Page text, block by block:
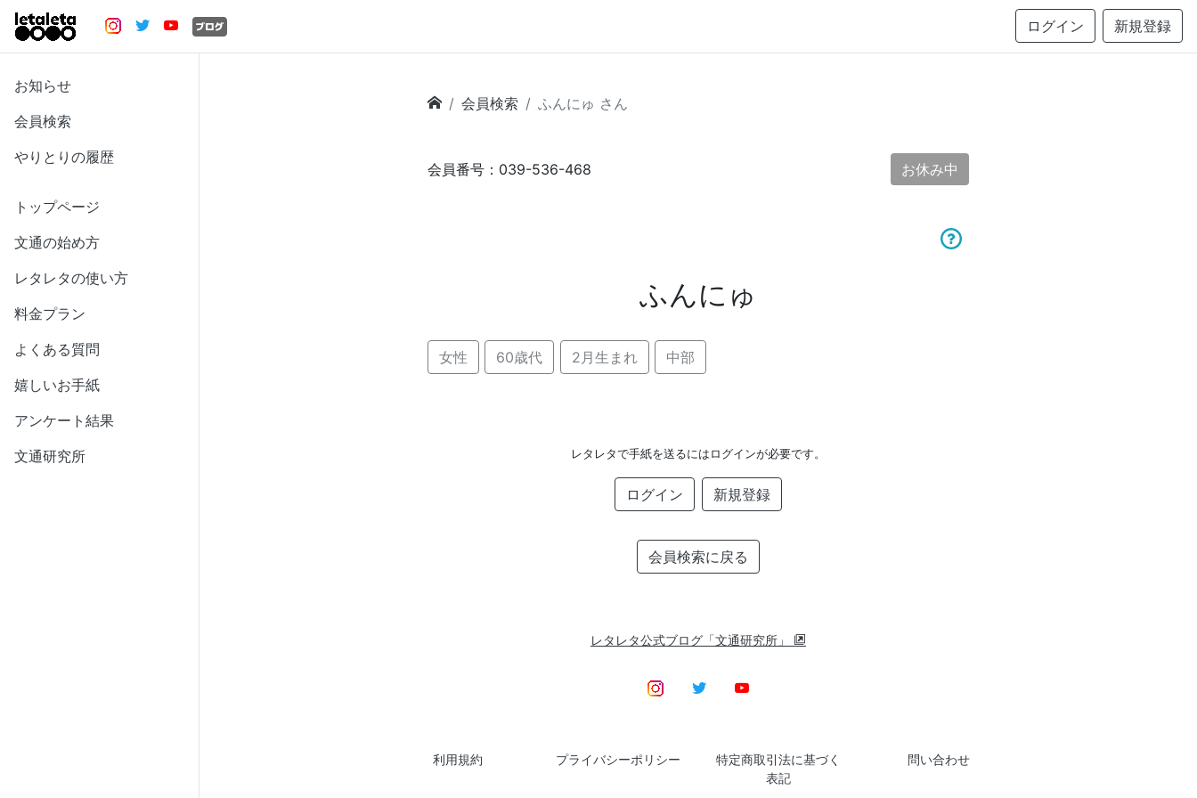
ログイン 新規登録
お知らせ
会員検索
やりとりの履歴
トップページ
文通の始め方
レタレタの使い方
料金プラン
よくある質問
嬉しいお手紙
アンケート結果
文通研究所
会員検索 ふんにゅ さん
会員番号：039-536-468 お休み中
ふんにゅ
女性 60歳代 2月生まれ 中部
レタレタで手紙を送るにはログインが必要です。
ログイン 新規登録
会員検索に戻る
レタレタ公式ブログ「文通研究所」
利用規約 プライバシーポリシー
特定商取引法に基づく
表記
問い合わせ